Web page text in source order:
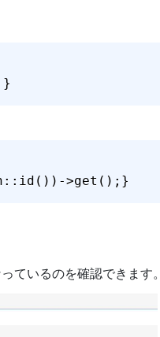
>get();}
ているのを確認できます。